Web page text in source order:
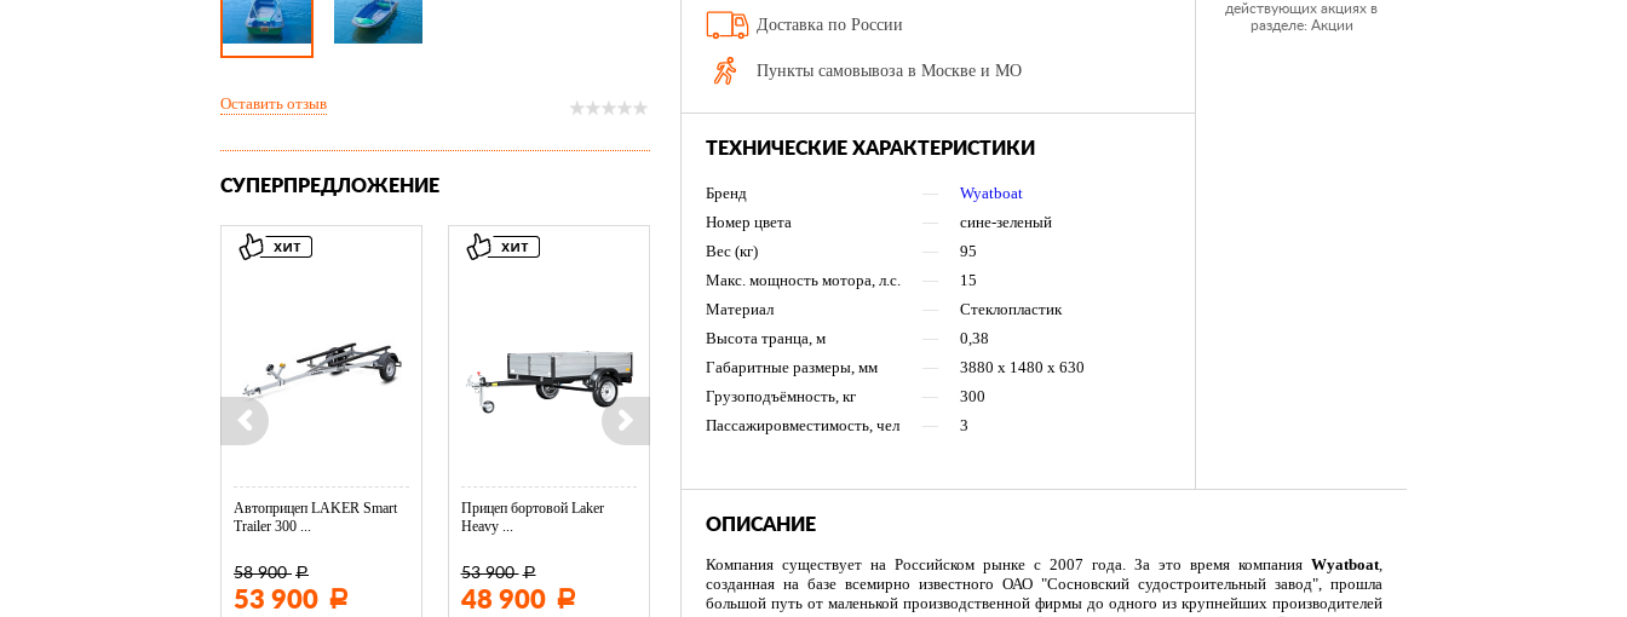
Доставка по России
Пункты самовывоза в Москве и МО
ТЕХНИЧЕСКИЕ ХАРАКТЕРИСТИКИ
Бренд —
Wyatboat
Номер цвета
—
сине-зеленый
Вес (кг)
—
95
Maкс. мощность мотора, л.с.
—
15
Материал
—
Стеклопластик
Высота транца, м
—
0,38
Габаритные размеры, мм
—
3880 x 1480 x 630
Грузоподъёмность, кг
—
300
Пассажировместимость, чел
— 3
действующих акциях в
разделе: Акции
ОПИСАНИЕ
Компания существует на Российском рынке с 2007 года. За это время компания Wyatboat,
созданная на базе всемирно известного ОАО "Сосновский судостроительный завод", прошла
большой путь от маленькой производственной фирмы до одного из крупнейших производителей
Оставить отзыв
СУПЕРПРЕДЛОЖЕНИЕ
Автоприцеп LAKER Smart
Trailer 300 ...
58 900 Р
53 900 Р
Прицеп бортовой Laker
Heavy ...
53 900 Р
48 900 Р 11 600 Р 19 500 Р 9 700 Р 18 200